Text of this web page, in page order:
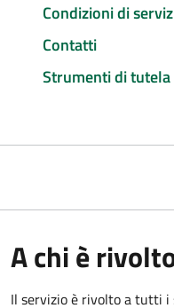
Condizioni di
Contatti
Strumenti di tutela
A chi è
Il servizio è rivolto a tutti i